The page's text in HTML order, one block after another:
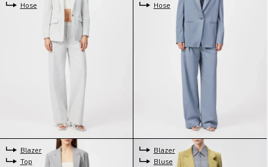
Hose
Hose
Blazer
Top
Blazer
Bluse